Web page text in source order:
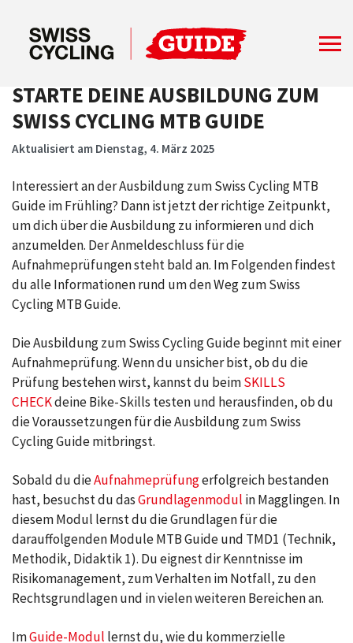
STARTE DEINE AUSBILDUNG ZUM
SWISS CYCLING MTB GUIDE
Aktualisiert am Dienstag, 4. März 2025
Interessiert an der Ausbildung zum Swiss Cycling MTB
Guide im Frühling? Dann ist jetzt der richtige Zeitpunkt,
um dich über die Ausbildung zu informieren und dich
anzumelden. Der Anmeldeschluss für die
Aufnahmeprüfungen steht bald an. Im Folgenden findest
du alle Informationen rund um den Weg zum Swiss
Cycling MTB Guide.
Die Ausbildung zum Swiss Cycling Guide beginnt mit einer
Aufnahmeprüfung. Wenn du unsicher bist, ob du die
Prüfung bestehen wirst, kannst du beimSKILLS
CHECKdeine Bike-Skills testen und herausfinden, ob du
die Voraussetzungen für die Ausbildung zum Swiss
Cycling Guide mitbringst.
Sobald du dieAufnahmeprüfungerfolgreich bestanden
hast, besuchst du dasGrundlagenmodul in Magglingen. In
diesem Modul lernst du die Grundlagen für die
darauffolgenden Module MTB Guide und TMD1 (Technik,
Methodik, Didaktik 1). Du eignest dir Kenntnisse im
Risikomanagement, zum Verhalten im Notfall, zu den
Rechtsgrundlagen und in vielen weiteren Bereichen an.
ImGuide-Modul lernst du, wie du kommerzielle